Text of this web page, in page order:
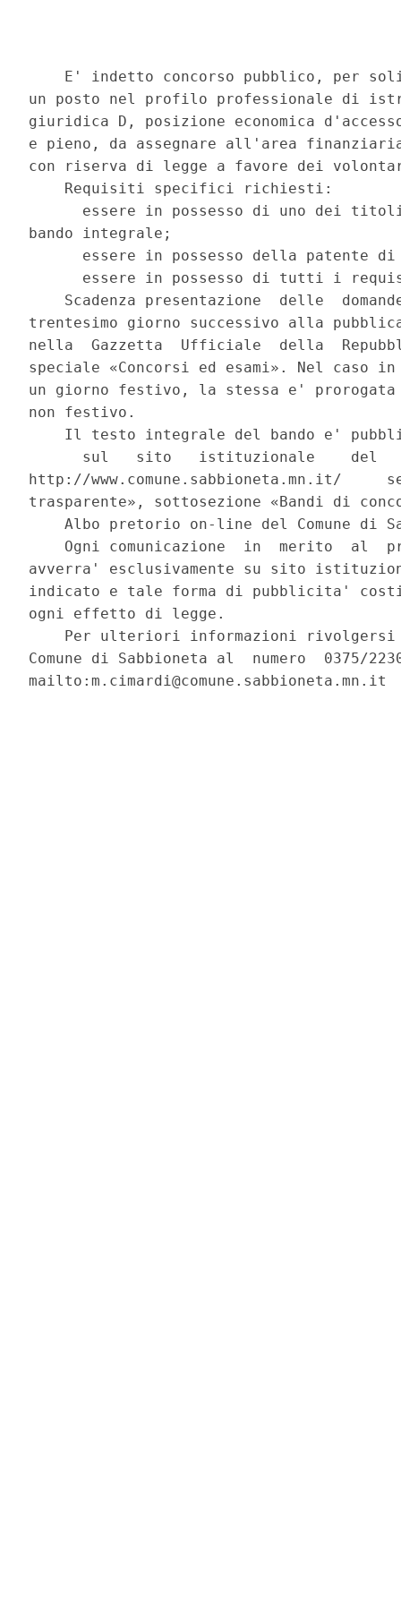
E' indetto concorso pubblico, per
un posto nel profilo professionale di
giuridica D, posizione economica
e pieno, da assegnare all'area
con riserva di legge a favore dei
    Requisiti specifici richiesti:
essere in possesso di uno dei
bando integrale;
essere in possesso della patente
essere in possesso di tutti i
Scadenza presentazione  delle
trentesimo giorno successivo alla
nella  Gazzetta  Ufficiale  della
speciale «Concorsi ed esami». Nel caso
un giorno festivo, la stessa e'
non festivo.
Il testo integrale del bando e'
sul   sito   istituzionale    del
http://www.comune.sabbioneta.mn.it/
trasparente», sottosezione «Bandi di
Albo pretorio on-line del Comune di
Ogni comunicazione  in  merito  al
avverra' esclusivamente su sito
indicato e tale forma di pubblicita'
ogni effetto di legge.
Per ulteriori informazioni
Comune di Sabbioneta al  numero  0375/
mailto:m.cimardi@comune.sabbioneta.mn.it